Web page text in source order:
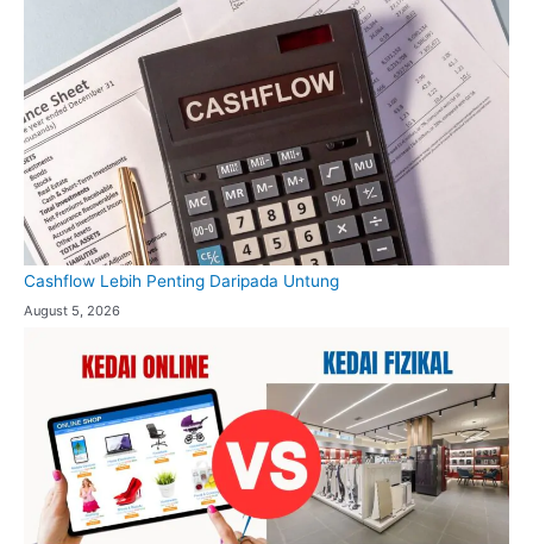
Cashflow Lebih Penting Daripada Untung
August 5, 2026